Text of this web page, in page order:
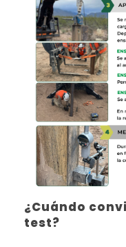
¿Cuándo
test?